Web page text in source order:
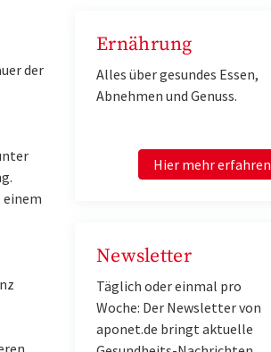
der
einem
Ernährung
Alles über gesundes Essen,
Abnehmen und Genuss.
Hier mehr erfahren
Newsletter
Täglich oder einmal pro
Woche: Der Newsletter von
aponet.de bringt aktuelle